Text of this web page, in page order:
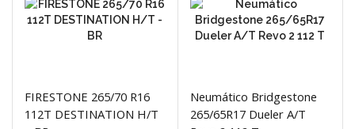
FIRESTONE 265/70 R16
112T DESTINATION H/T
Neumático Bridgestone
265/65R17 Dueler A/T